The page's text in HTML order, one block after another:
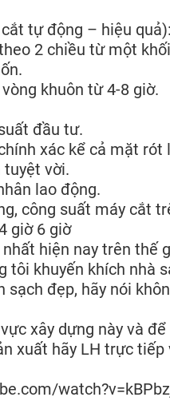
tự động – hiệu quả):
2 chiều từ một
khuôn từ 4-8 giờ.
đầu tư.
xác kể cả mặt
tuyệt vời.
lao động.
công suất máy cắt
giờ 6 giờ
hiện nay trên thế
tôi khuyến khích nhà
đẹp, hãy nói
xây dựng này và
xuất hãy LH trực